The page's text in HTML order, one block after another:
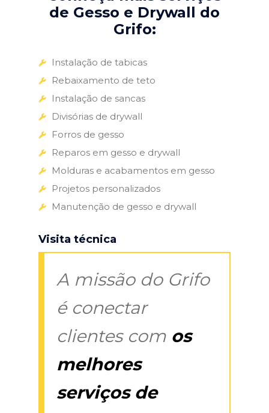
de Gesso e Drywall do
Grifo:
Instalação de tabicas
Rebaixamento de teto
Instalação de sancas
Divisórias de drywall
Forros de gesso
Reparos em gesso e drywall
Molduras e acabamentos em gesso
Projetos personalizados
Manutenção de gesso e drywall
Visita técnica
A missão do Grifo
é conectar
clientes com os
melhores
serviços de